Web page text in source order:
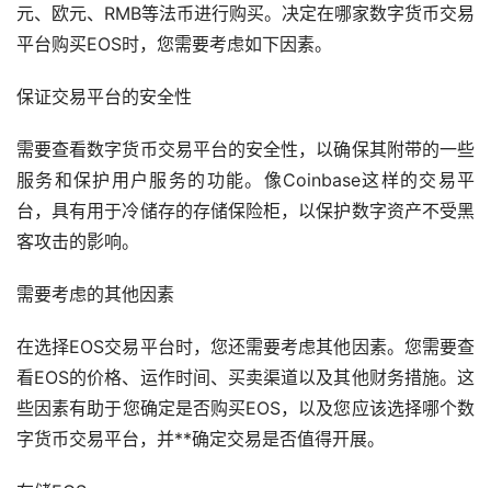
元、欧元、RMB等法币进行购买。决定在哪家数字货币交易
平台购买EOS时，您需要考虑如下因素。
保证交易平台的安全性
需要查看数字货币交易平台的安全性，以确保其附带的一些
服务和保护用户服务的功能。像Coinbase这样的交易平
台，具有用于冷储存的存储保险柜，以保护数字资产不受黑
客攻击的影响。
需要考虑的其他因素
在选择EOS交易平台时，您还需要考虑其他因素。您需要查
看EOS的价格、运作时间、买卖渠道以及其他财务措施。这
些因素有助于您确定是否购买EOS，以及您应该选择哪个数
字货币交易平台，并**确定交易是否值得开展。